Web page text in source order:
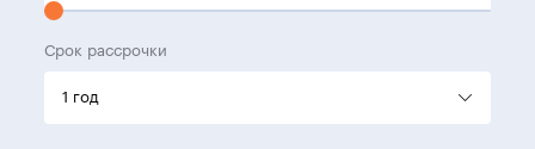
Срок рассрочки